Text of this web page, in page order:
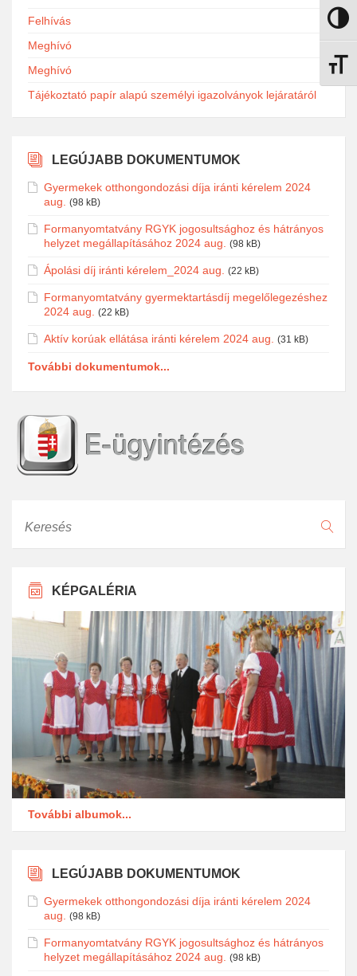
Nagy
Felhívás
Meghívó
Meghívó
Tájékoztató papír alapú személyi igazolványok lejáratáról
LEGÚJABB DOKUMENTUMOK
Gyermekek otthongondozási díja iránti kérelem 2024
aug.
(98 kB)
Formanyomtatvány RGYK jogosultsághoz és hátrányos
helyzet megállapításához 2024 aug.
(98 kB)
Ápolási díj iránti kérelem_2024 aug. (22 kB)
Formanyomtatvány gyermektartásdíj megelőlegezéshez
2024 aug.
(22 kB)
Aktív korúak ellátása iránti kérelem 2024 aug. (31 kB)
További dokumentumok...
KÉPGALÉRIA
További albumok...
LEGÚJABB DOKUMENTUMOK
Gyermekek otthongondozási díja iránti kérelem 2024
aug.
(98 kB)
Formanyomtatvány RGYK jogosultsághoz és hátrányos
helyzet megállapításához 2024 aug.
(98 kB)